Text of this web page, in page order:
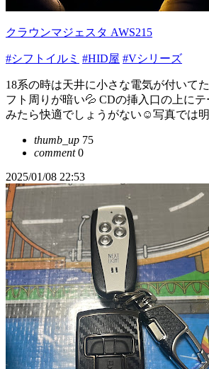
クラウンマジェスタ AWS215
#シフトイルミ #HID屋 #Vシリーズ
18系の時は天井に小さな電気が付いて
フト周りが暗い💦 CDの挿入口の上に
みたら快適でしょうがない☺️写真では
thumb_up 75
comment0
2025/01/08 22:53